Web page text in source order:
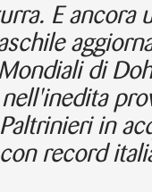
E ancora
di
in
record